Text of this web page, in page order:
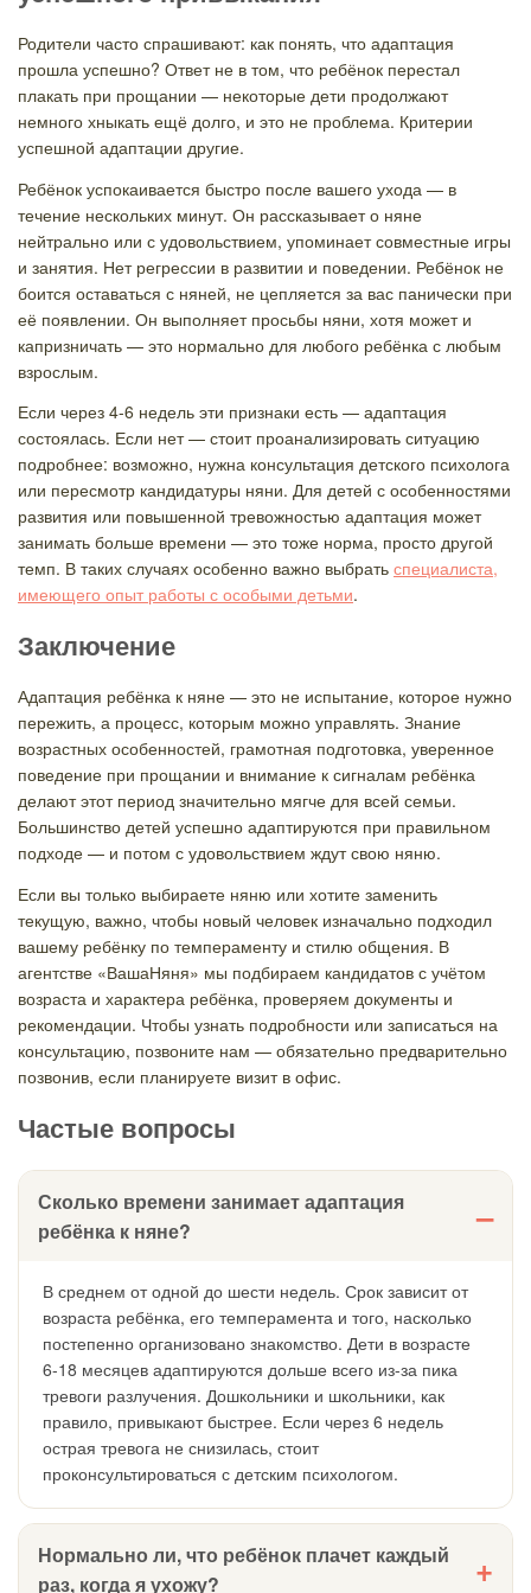
Родители часто спрашивают: как понять, что адаптация
прошла успешно? Ответ не в том, что ребёнок перестал
плакать при прощании — некоторые дети продолжают
немного хныкать ещё долго, и это не проблема. Критерии
успешной адаптации другие.
Ребёнок успокаивается быстро после вашего ухода — в
течение нескольких минут. Он рассказывает о няне
нейтрально или с удовольствием, упоминает совместные игры
и занятия. Нет регрессии в развитии и поведении. Ребёнок не
боится оставаться с няней, не цепляется за вас панически при
её появлении. Он выполняет просьбы няни, хотя может и
капризничать — это нормально для любого ребёнка с любым
взрослым.
Если через 4-6 недель эти признаки есть — адаптация
состоялась. Если нет — стоит проанализировать ситуацию
подробнее: возможно, нужна консультация детского психолога
или пересмотр кандидатуры няни. Для детей с особенностями
развития или повышенной тревожностью адаптация может
занимать больше времени — это тоже норма, просто другой
темп. В таких случаях особенно важно выбрать специалиста,
имеющего опыт работы с особыми детьми.
Заключение
Адаптация ребёнка к няне — это не испытание, которое нужно
пережить, а процесс, которым можно управлять. Знание
возрастных особенностей, грамотная подготовка, уверенное
поведение при прощании и внимание к сигналам ребёнка
делают этот период значительно мягче для всей семьи.
Большинство детей успешно адаптируются при правильном
подходе — и потом с удовольствием ждут свою няню.
Если вы только выбираете няню или хотите заменить
текущую, важно, чтобы новый человек изначально подходил
вашему ребёнку по темпераменту и стилю общения. В
агентстве «ВашаНяня» мы подбираем кандидатов с учётом
возраста и характера ребёнка, проверяем документы и
рекомендации. Чтобы узнать подробности или записаться на
консультацию, позвоните нам — обязательно предварительно
позвонив, если планируете визит в офис.
Частые вопросы
Сколько времени занимает адаптация
ребёнка к няне?
В среднем от одной до шести недель. Срок зависит от
возраста ребёнка, его темперамента и того, насколько
постепенно организовано знакомство. Дети в возрасте
6-18 месяцев адаптируются дольше всего из-за пика
тревоги разлучения. Дошкольники и школьники, как
правило, привыкают быстрее. Если через 6 недель
острая тревога не снизилась, стоит
проконсультироваться с детским психологом.
Нормально ли, что ребёнок плачет каждый
раз, когда я ухожу?